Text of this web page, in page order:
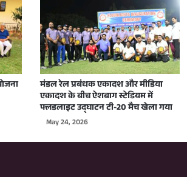
मंडल रेल प्रबंधक एकादश और मीडिया
एकादश के बीच ऐशबाग स्टेडियम में
फ्लडलाइट उद्घाटन टी-20 मैच खेला गया
May 24, 2026